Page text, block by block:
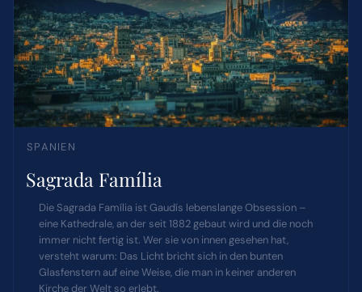
SPANIEN
Sagrada Família
Die Sagrada Família ist Gaudís lebenslange Obsession –
eine Kathedrale, an der seit 1882 gebaut wird und die noch
immer nicht fertig ist. Wer sie von innen gesehen hat,
versteht warum: Das Licht bricht sich in den bunten
Glasfenstern auf eine Weise, die man in keiner anderen
Kirche der Welt so erlebt.